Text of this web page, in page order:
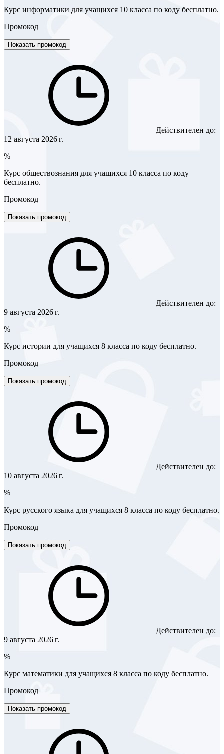
Курс информатики для учащихся 10 класса по коду бесплатно.
Промокод
Показать промокод
Действителен до:
12 августа 2026 г.
%
Курс обществознания для учащихся 10 класса по коду
бесплатно.
Промокод
Показать промокод
Действителен до:
9 августа 2026 г.
%
Курс истории для учащихся 8 класса по коду бесплатно.
Промокод
Показать промокод
Действителен до:
10 августа 2026 г.
%
Курс русского языка для учащихся 8 класса по коду бесплатно.
Промокод
Показать промокод
Действителен до:
9 августа 2026 г.
%
Курс математики для учащихся 8 класса по коду бесплатно.
Промокод
Показать промокод